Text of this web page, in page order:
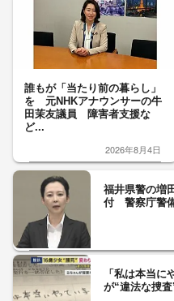
誰もが「当たり前の暮らし」
を 元NHKアナウンサーの牛
田茉友議員 障害者支援な
ど...
2026年8月4日
福井県警の増
付 警察庁警
「私は本当
が“違法な捜